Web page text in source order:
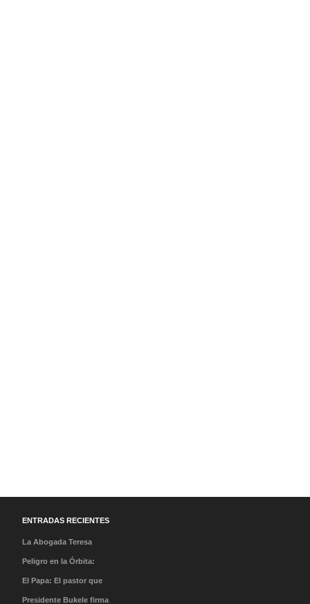
ENTRADAS RECIENTES
La Abogada Teresa
Stella Mera Gómez es la
Peligro en la Órbita:
¿Qué es la «Basura
El Papa: El pastor que
caminó en la tormenta y
Presidente Bukele firma